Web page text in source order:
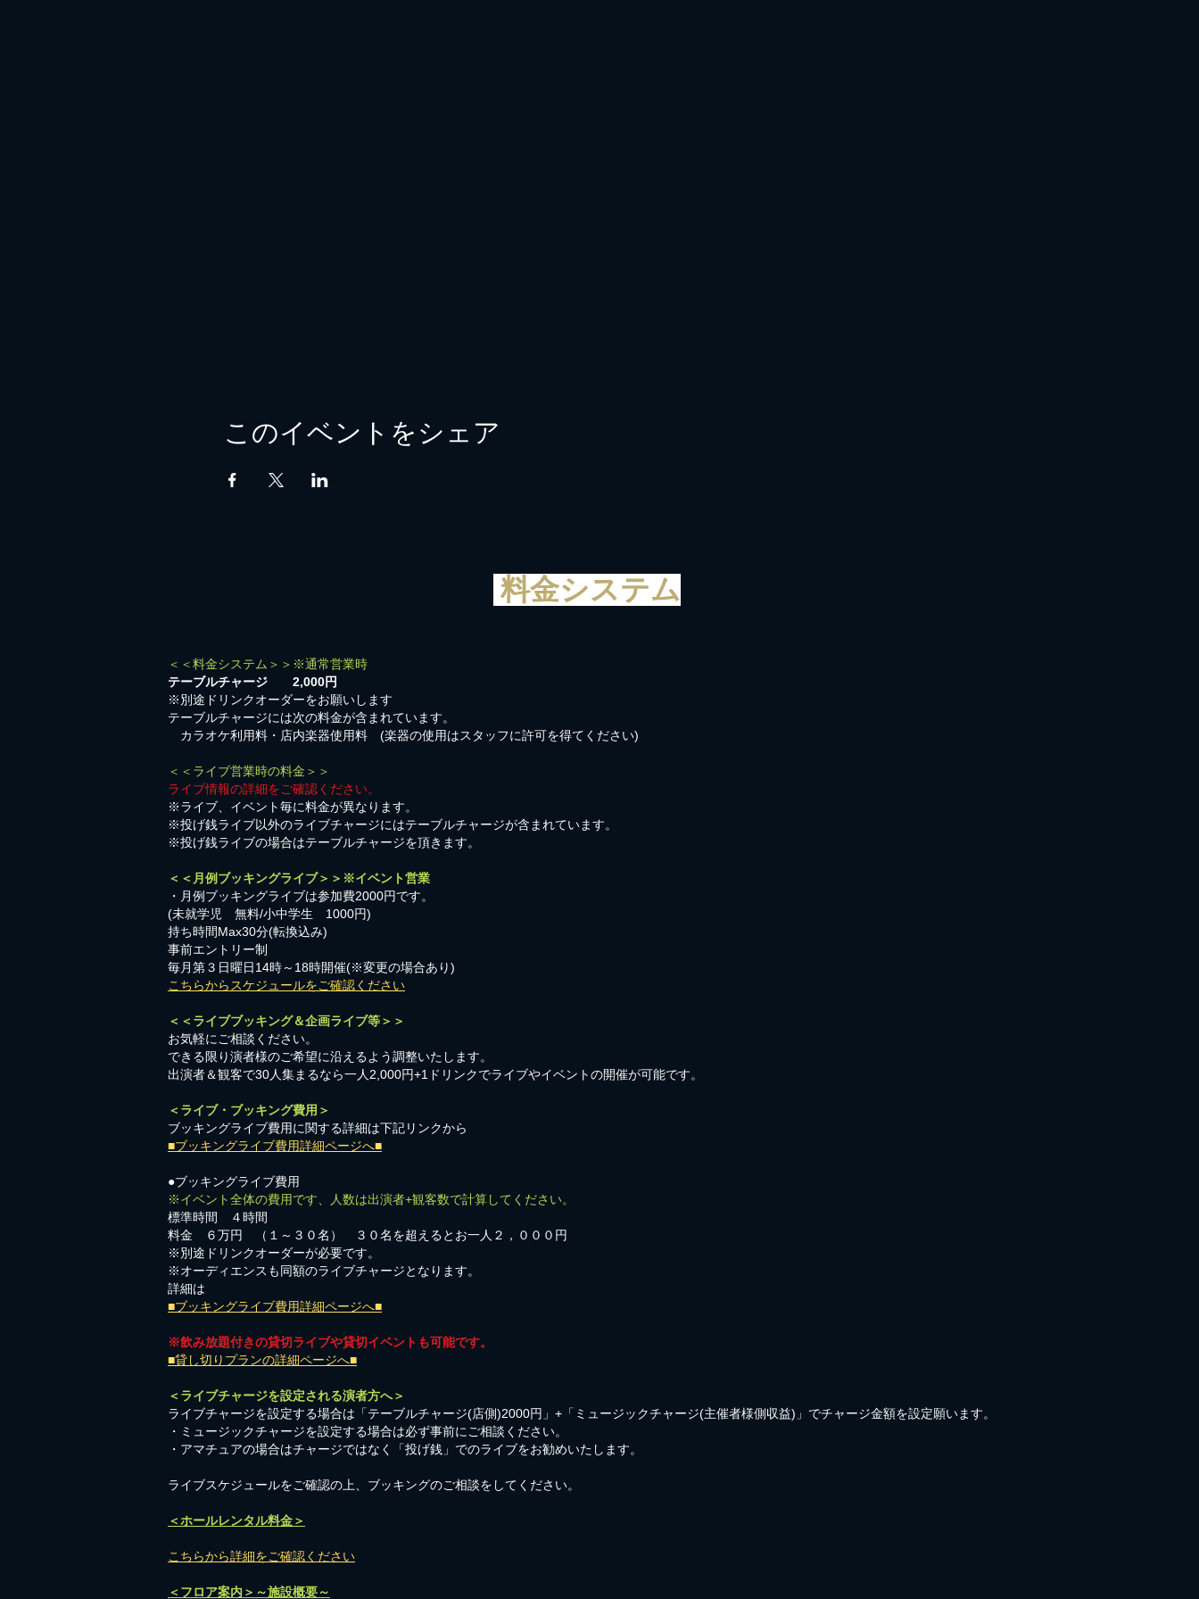
このイベントをシェア
料金システム
＜＜料金システム＞＞※通常営業時
テーブルチャージ 2,000円
※別途ドリンクオーダーをお願いします
テーブルチャージには次の料金が含まれています。
カラオケ利用料・店内楽器使用料 (楽器の使用はスタッフに許可を得てください)
＜＜ライブ営業時の料金＞＞
ライブ情報の詳細をご確認ください。
※ライブ、イベント毎に料金が異なります。
※投げ銭ライブ以外のライブチャージにはテーブルチャージが含まれています。
※投げ銭ライブの場合はテーブルチャージを頂きます。
＜＜月例ブッキングライブ＞＞※イベント営業
・月例ブッキングライブは参加費2000円です。
​(未就学児 無料/小中学生 1000円)
持ち時間Max30分(転換込み)
事前エントリー制
毎月第３日曜日14時～18時開催(※変更の場合あり)
こちらからスケジュールをご確認ください
＜＜ライブブッキング＆企画ライブ等＞＞
お気軽にご相談ください。​
​できる限り演者様のご希望に沿えるよう調整いたします。
出演者＆観客で30人集まるなら一人2,000円+1ドリンクでライブやイベントの開催が可能です。
＜ライブ・ブッキング費用＞
ブッキングライブ費用に関する詳細は下記リンクから
■ブッキングライブ費用詳細ページへ■
●ブッキングライブ費用
※イベント全体の費用です、人数は出演者+観客数で計算してください。
標準時間 ４時間
料金 ６万円 （１～３０名） ３０名を超えるとお一人２，０００円
※別途ドリンクオーダーが必要です。
※オーディエンスも同額のライブチャージとなります。
詳細は
■ブッキングライブ費用詳細ページへ■
※飲み放題付きの貸切ライブや貸切イベントも可能です。
■貸し切りプランの詳細ページへ■
＜ライブチャージを設定される演者方へ＞
ライブチャージを設定する場合は「テーブルチャージ(店側)2000円」+「ミュージックチャージ(主催者様側収益)」でチャージ金額を設定願います。
・ミュージックチャージを設定する場合は必ず事前にご相談ください。
​・アマチュアの場合はチャージではなく「投げ銭」でのライブをお勧めいたします。
​ライブスケジュールをご確認の上、ブッキングのご相談をしてください。
＜ホールレンタル料金＞
こちらから詳細をご確認ください
＜フロア案内＞～施設概要～